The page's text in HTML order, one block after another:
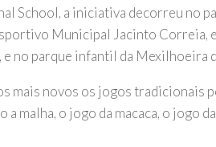
School, a iniciativa decorreu no
Municipal Jacinto Correia,
e no parque infantil da Mexilhoeira
mais novos os jogos tradicionais
a malha, o jogo da macaca, o jogo